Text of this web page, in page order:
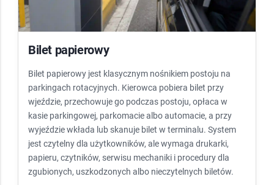
Bilet papierowy
Bilet papierowy jest klasycznym nośnikiem postoju na
parkingach rotacyjnych. Kierowca pobiera bilet przy
wjeździe, przechowuje go podczas postoju, opłaca w
kasie parkingowej, parkomacie albo automacie, a przy
wyjeździe wkłada lub skanuje bilet w terminalu. System
jest czytelny dla użytkowników, ale wymaga drukarki,
papieru, czytników, serwisu mechaniki i procedury dla
zgubionych, uszkodzonych albo nieczytelnych biletów.